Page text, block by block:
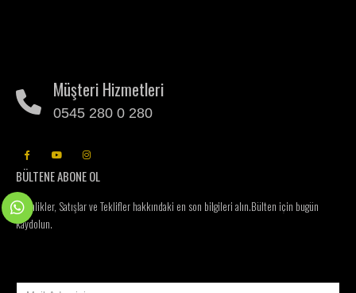
Müşteri Hizmetleri
0545 280 0 280
BÜLTENE ABONE OL
Etkinlikler, Satışlar ve Teklifler hakkındaki en son bilgileri alın.Bülten için bugün
kaydolun.